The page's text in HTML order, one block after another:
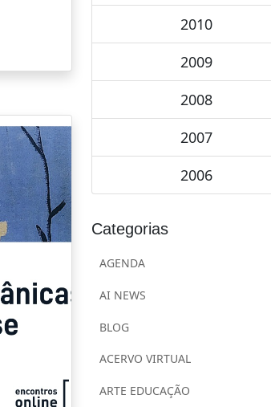
2010
2009
2008
2007
2006
Categorias
AGENDA
AI NEWS
BLOG
ACERVO VIRTUAL
ARTE EDUCAÇÃO